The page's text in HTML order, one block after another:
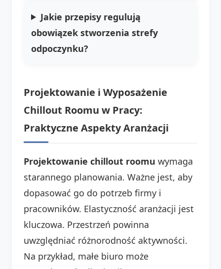
Jakie przepisy regulują
obowiązek stworzenia strefy
odpoczynku?
Projektowanie i Wyposażenie
Chillout Roomu w Pracy:
Praktyczne Aspekty Aranżacji
Projektowanie chillout roomu wymaga
starannego planowania. Ważne jest, aby
dopasować go do potrzeb firmy i
pracowników. Elastyczność aranżacji jest
kluczowa. Przestrzeń powinna
uwzględniać różnorodność aktywności.
Na przykład, małe biuro może